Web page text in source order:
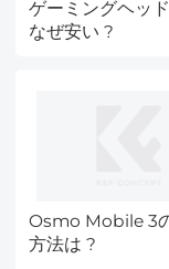
ゲーミングヘッ
なぜ安い ?
Osmo Mobile 3
方法は ?